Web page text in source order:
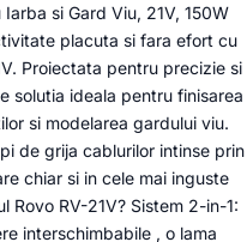
si Gard Viu, 21V, 150W
placuta si fara efort cu
Proiectata pentru precizie si
solutia ideala pentru finisarea
si modelarea gardului viu.
de grija cablurilor intinse prin
chiar si in cele mai inguste
Rovo RV-21V? Sistem 2-in-1:
interschimbabile , o lama